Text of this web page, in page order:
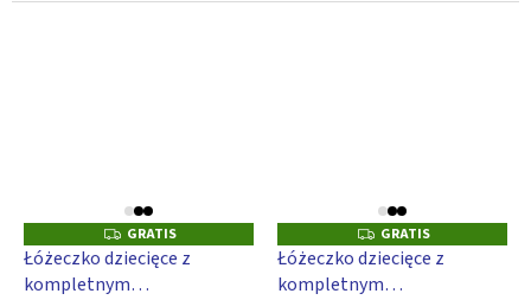
G
R
A
T
GRATIS
Łóżeczko dziecięce z
kompletnym
G
R
A
T
GRATIS
Łóżeczko dziecięce z
kompletnym